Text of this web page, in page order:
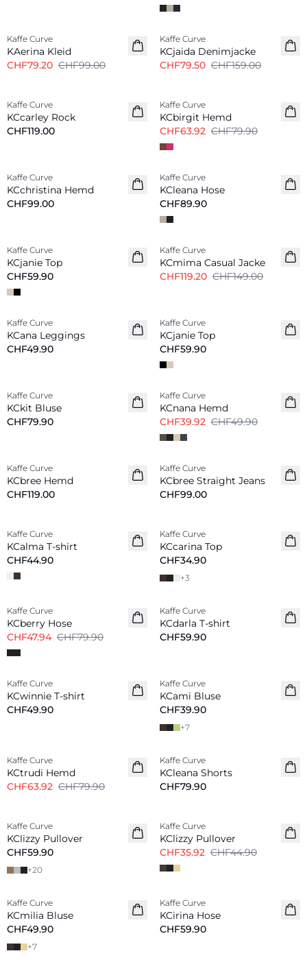
Kaffe Curve
KAerina Kleid
CHF79.20 CHF99.00
-50%
Kaffe Curve
KCjaida Denimjacke
CHF79.50 CHF159.00
Neu
Kaffe Curve
KCcarley Rock
CHF119.00
Kaffe Curve
KCbirgit Hemd
CHF63.92 CHF79.90
Neu
Kaffe Curve
KCchristina Hemd
CHF99.00
Kaffe Curve
KCleana Hose
CHF89.90
Neu
Kaffe Curve
KCjanie Top
CHF59.90
-20%
Kaffe Curve
KCmima Casual Jacke
CHF119.20 CHF149.00
Neu
Kaffe Curve
KCana Leggings
CHF49.90
Neu
Kaffe Curve
KCjanie Top
CHF59.90
Neu
Kaffe Curve
KCkit Bluse
CHF79.90
-20%
Kaffe Curve
KCnana Hemd
CHF39.92 CHF49.90
Neu
Kaffe Curve
KCbree Hemd
CHF119.00
Neu
Kaffe Curve
KCbree Straight Jeans
CHF99.00
Neu
Kaffe Curve
KCalma T-shirt
CHF44.90
Neu
Kaffe Curve
KCcarina Top
CHF34.90
+3
Kaffe Curve
KCberry Hose
CHF47.94 CHF79.90
Neu
Kaffe Curve
KCdarla T-shirt
CHF59.90
Neu
Kaffe Curve
KCwinnie T-shirt
CHF49.90
Neu
Kaffe Curve
KCami Bluse
CHF39.90
+7
Kaffe Curve
KCtrudi Hemd
CHF63.92 CHF79.90
Kaffe Curve
KCleana Shorts
CHF79.90
Neu
Kaffe Curve
KClizzy Pullover
CHF59.90
+20
Kaffe Curve
KClizzy Pullover
CHF35.92 CHF44.90
Neu
Kaffe Curve
KCmilia Bluse
CHF49.90
+7
Neu
Kaffe Curve
KCirina Hose
CHF59.90